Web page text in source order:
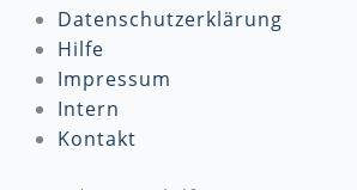
Datenschutzerklärung
Hilfe
Impressum
Intern
Kontakt